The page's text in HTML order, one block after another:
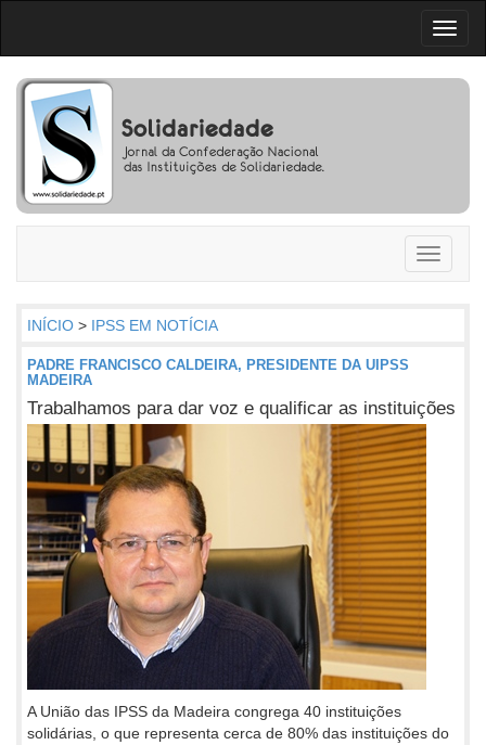
Toggle
INÍCIO > IPSS EM NOTÍCIA
PADRE FRANCISCO CALDEIRA, PRESIDENTE DA UIPSS
MADEIRA
Trabalhamos para dar voz e qualificar as instituições
A União das IPSS da Madeira congrega 40 instituições
solidárias, o que representa cerca de 80% das instituições do